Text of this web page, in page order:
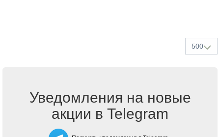
500
Уведомления на новые
акции в Telegram